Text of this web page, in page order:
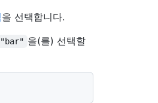
을 선택합니다.
을(를) 선택할